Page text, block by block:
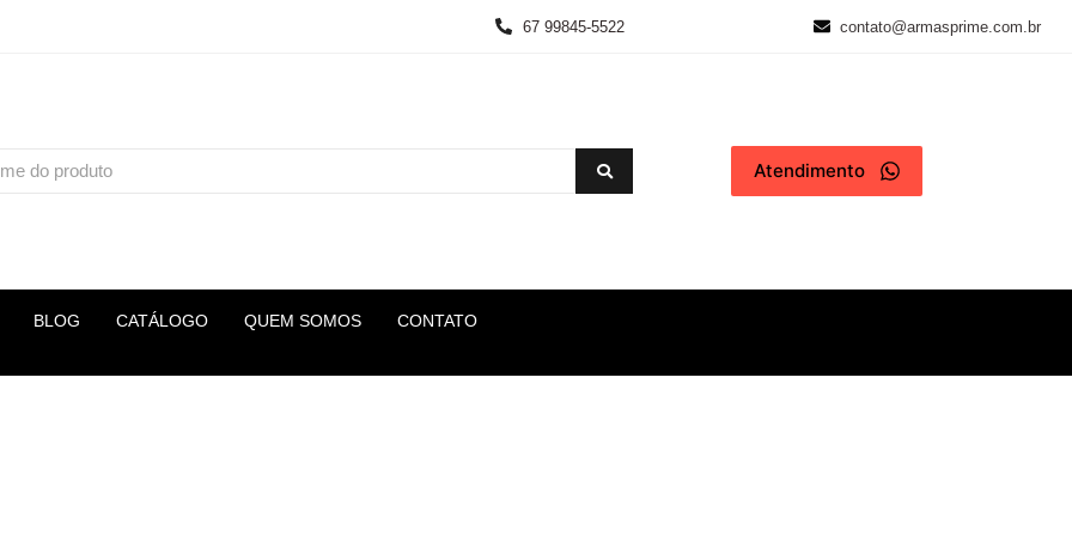
67 99845-5522 contato@armasprime.com.br
Atendimento
BLOG CATÁLOGO QUEM SOMOS CONTATO